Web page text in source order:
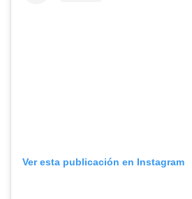
Ver esta publicación en Instagram